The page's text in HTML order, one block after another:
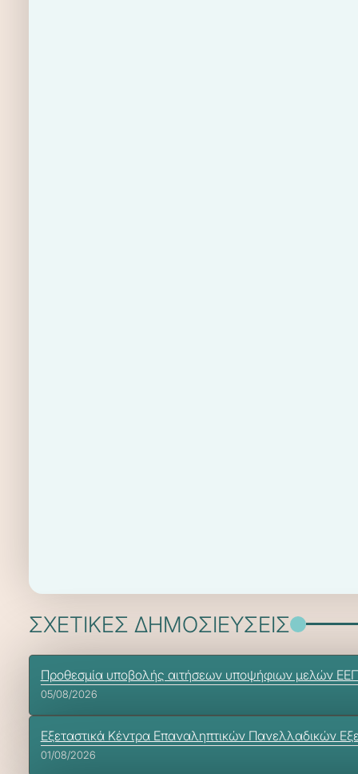
ΣΧΕΤΙΚΕΣ ΔΗΜΟΣΙΕΥΣΕΙΣ
Προθεσμία υποβολής αιτήσεων υποψήφιων μελών ΕΕΠ-
05/08/2026
Εξεταστικά Κέντρα Επαναληπτικών Πανελλαδικών
01/08/2026